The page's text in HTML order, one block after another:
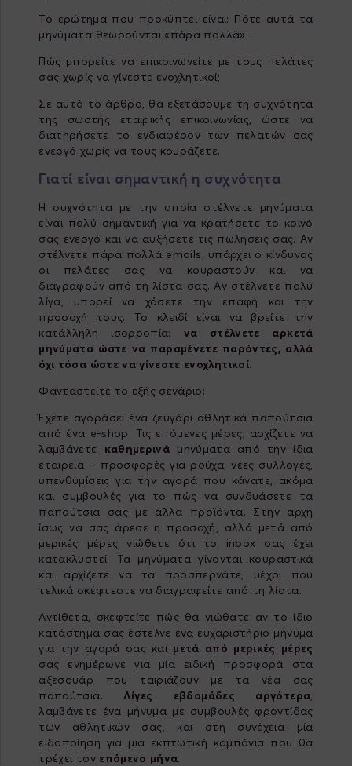
Το ερώτημα που προκύπτει είναι: Πότε αυτά τα
μηνύματα θεωρούνται «πάρα πολλά»;
Πώς μπορείτε να επικοινωνείτε με τους πελάτες
σας χωρίς να γίνεστε ενοχλητικοί;
Σε αυτό το άρθρο, θα εξετάσουμε τη συχνότητα
της σωστής εταιρικής επικοινωνίας, ώστε να
διατηρήσετε το ενδιαφέρον των πελατών σας
ενεργό χωρίς να τους κουράζετε.
Γιατί είναι σημαντική η συχνότητα
Η συχνότητα με την οποία στέλνετε μηνύματα
είναι πολύ σημαντική για να κρατήσετε το κοινό
σας ενεργό και να αυξήσετε τις πωλήσεις σας. Αν
στέλνετε πάρα πολλά emails, υπάρχει ο κίνδυνος
οι πελάτες σας να κουραστούν και να
διαγραφούν από τη λίστα σας. Αν στέλνετε πολύ
λίγα, μπορεί να χάσετε την επαφή και την
προσοχή τους. Το κλειδί είναι να βρείτε την
κατάλληλη ισορροπία: να στέλνετε αρκετά
μηνύματα ώστε να παραμένετε παρόντες, αλλά
όχι τόσα ώστε να γίνεστε ενοχλητικοί.
Φανταστείτε το εξής σενάριο:
Έχετε αγοράσει ένα ζευγάρι αθλητικά παπούτσια
από ένα e-shop. Τις επόμενες μέρες, αρχίζετε να
λαμβάνετε καθημερινά μηνύματα από την ίδια
εταιρεία – προσφορές για ρούχα, νέες συλλογές,
υπενθυμίσεις για την αγορά που κάνατε, ακόμα
και συμβουλές για το πώς να συνδυάσετε τα
παπούτσια σας με άλλα προϊόντα. Στην αρχή
ίσως να σας άρεσε η προσοχή, αλλά μετά από
μερικές μέρες νιώθετε ότι το inbox σας έχει
κατακλυστεί. Τα μηνύματα γίνονται κουραστικά
και αρχίζετε να τα προσπερνάτε, μέχρι που
τελικά σκέφτεστε να διαγραφείτε από τη λίστα.
Αντίθετα, σκεφτείτε πώς θα νιώθατε αν το ίδιο
κατάστημα σας έστελνε ένα ευχαριστήριο μήνυμα
για την αγορά σας και μετά από μερικές μέρες
σας ενημέρωνε για μία ειδική προσφορά στα
αξεσουάρ που ταιριάζουν με τα νέα σας
παπούτσια. Λίγες εβδομάδες αργότερα
λαμβάνετε ένα μήνυμα με συμβουλές φροντίδας
των αθλητικών σας, και στη συνέχεια μία
ειδοποίηση για μια εκπτωτική καμπάνια που θα
τρέχει τον επόμενο μήνα.